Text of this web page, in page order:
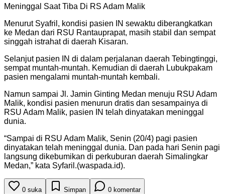
Meninggal Saat Tiba Di RS Adam Malik
Menurut Syafril, kondisi pasien IN sewaktu diberangkatkan
ke Medan dari RSU Rantauprapat, masih stabil dan sempat
singgah istrahat di daerah Kisaran.
Selanjut pasien IN di dalam perjalanan daerah Tebingtinggi,
sempat muntah-muntah. Kemudian di daerah Lubukpakam
pasien mengalami muntah-muntah kembali.
Namun sampai Jl. Jamin Ginting Medan menuju RSU Adam
Malik, kondisi pasien menurun dratis dan sesampainya di
RSU Adam Malik, pasien IN telah dinyatakan meninggal
dunia.
“Sampai di RSU Adam Malik, Senin (20/4) pagi pasien
dinyatakan telah meninggal dunia. Dan pada hari Senin pagi
langsung dikebumikan di perkuburan daerah Simalingkar
Medan,” kata Syfaril.(waspada.id).
0 suka Simpan 0 komentar